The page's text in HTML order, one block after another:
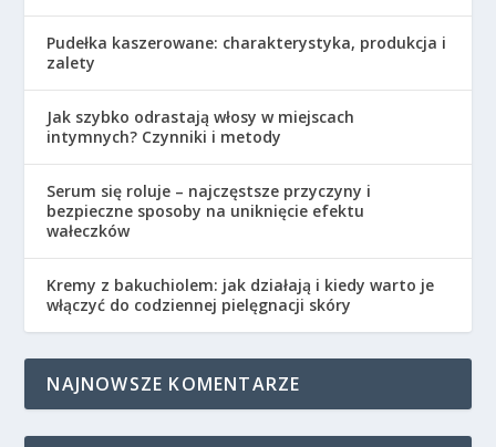
Pudełka kaszerowane: charakterystyka, produkcja i
zalety
Jak szybko odrastają włosy w miejscach
intymnych? Czynniki i metody
Serum się roluje – najczęstsze przyczyny i
bezpieczne sposoby na uniknięcie efektu
wałeczków
Kremy z bakuchiolem: jak działają i kiedy warto je
włączyć do codziennej pielęgnacji skóry
NAJNOWSZE KOMENTARZE